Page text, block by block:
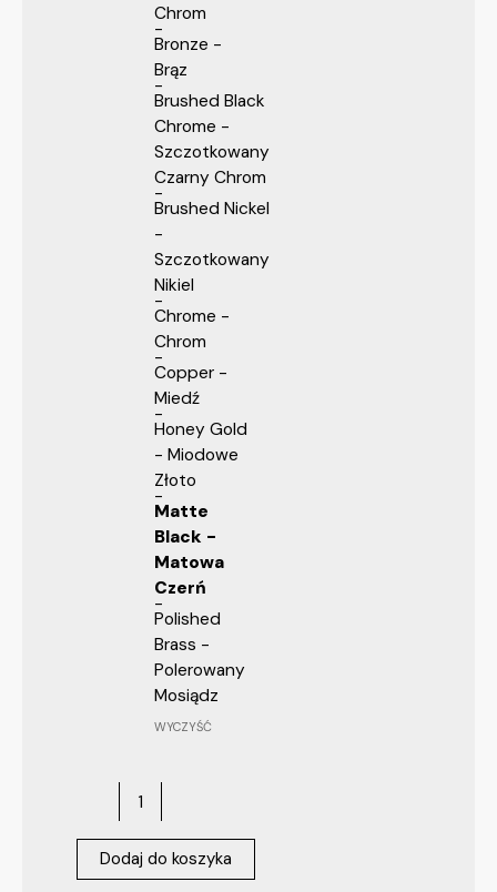
Chrom
Bronze -
Brąz
Brushed Black
Chrome -
Szczotkowany
Czarny Chrom
Brushed Nickel
-
Szczotkowany
Nikiel
Chrome -
Chrom
Copper -
Miedź
Honey Gold
- Miodowe
Złoto
Matte
Black -
Matowa
Czerń
Polished
Brass -
Polerowany
Mosiądz
WYCZYŚĆ
Dodaj do koszyka